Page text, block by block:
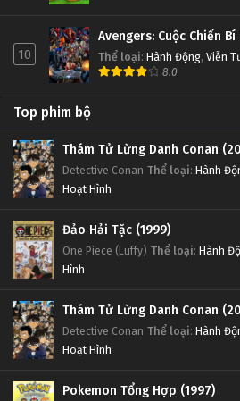
10
Avengers: Cuộc Chiến Bí
Thể loại: Hành Động, Viễn
8.0
Top phim bộ
Thám Tử Lừng Danh Conan
Detective Conan Thể loại: Hành
Hoạt Hình
Đảo Hải Tặc (1999)
One Piece (Luffy) Thể loại: Hành
Hình
Thám Tử Lừng Danh Conan
Detective Conan Thể loại: Hành
Hoạt Hình
Pokemon Tổng Hợp (1997)